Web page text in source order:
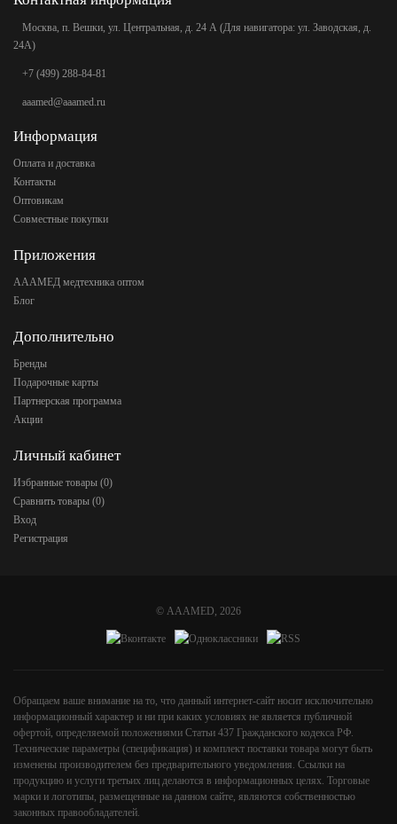
Москва, п. Вешки, ул. Центральная, д. 24 А (Для навигатора: ул. Заводская, д.
24А)
+7 (499) 288-84-81
aaamed@aaamed.ru
Информация
Оплата и доставка
Контакты
Оптовикам
Совместные покупки
Приложения
АААМЕД медтехника оптом
Блог
Дополнительно
Бренды
Подарочные карты
Партнерская программа
Акции
Личный кабинет
Избранные товары (0)
Сравнить товары (0)
Вход
Регистрация
© AAAMED, 2026
Обращаем ваше внимание на то, что данный интернет-сайт носит исключительно
информационный характер и ни при каких условиях не является публичной
офертой, определяемой положениями Статьи 437 Гражданского кодекса РФ.
Технические параметры (спецификация) и комплект поставки товара могут быть
изменены производителем без предварительного уведомления. Ссылки на
продукцию и услуги третьих лиц делаются в информационных целях. Торговые
марки и логотипы, размещенные на данном сайте, являются собственностью
законных правообладателей.